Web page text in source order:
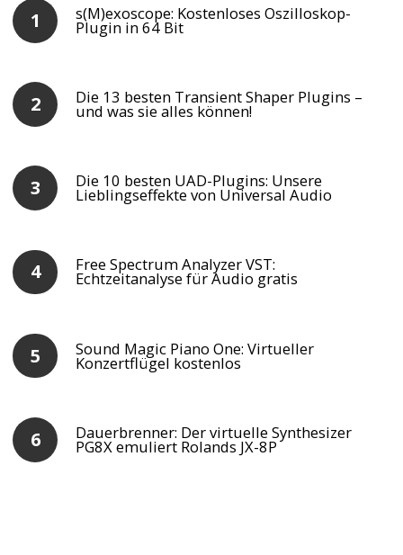
s(M)exoscope: Kostenloses Oszilloskop-
Plugin in 64 Bit
Die 13 besten Transient Shaper Plugins –
und was sie alles können!
Die 10 besten UAD-Plugins: Unsere
Lieblingseffekte von Universal Audio
Free Spectrum Analyzer VST:
Echtzeitanalyse für Audio gratis
Sound Magic Piano One: Virtueller
Konzertflügel kostenlos
Dauerbrenner: Der virtuelle Synthesizer
PG8X emuliert Rolands JX-8P